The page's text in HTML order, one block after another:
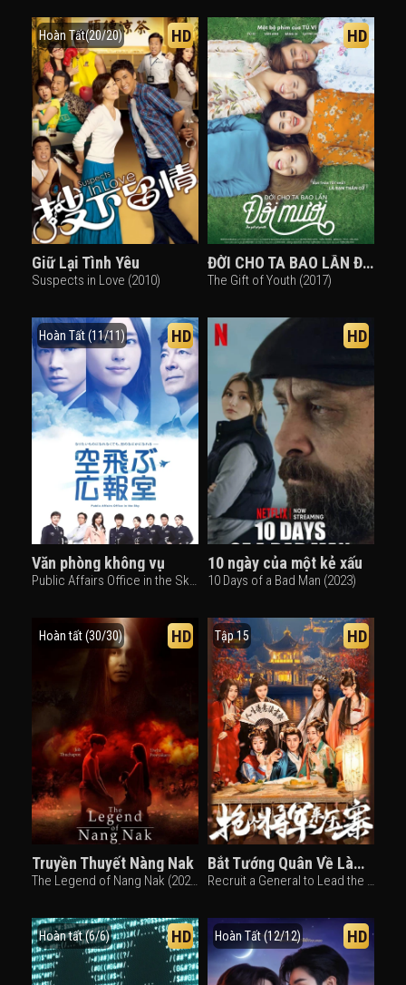
Hoàn Tất(20/20) HD
Giữ Lại Tình Yêu
Suspects in Love (2010)
HD
ĐỜI CHO TA BAO LẦN Đôi mươi
The Gift of Youth (2017)
Hoàn Tất (11/11) HD
Văn phòng không vụ
Public Affairs Office in the Sky (2013)
HD
10 ngày của một kẻ xấu
10 Days of a Bad Man (2023)
Hoàn tất (30/30) HD
Truyền Thuyết Nàng Nak
The Legend of Nang Nak (2024)
Tập 15 HD
Bắt Tướng Quân Về Làm Áp Trại Phu Quân
Recruit a General to Lead the Troops (2025)
Hoàn tất (6/6) HD Hoàn Tất (12/12) HD